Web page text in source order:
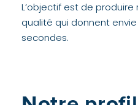
L’objectif est de
qualité qui donnent
secondes.